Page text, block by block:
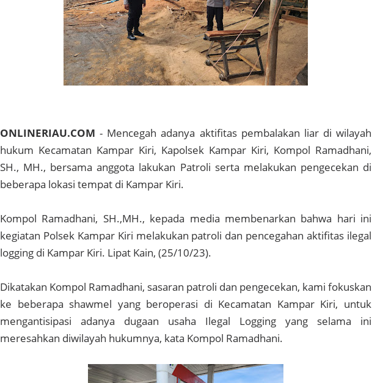
ONLINERIAU.COM - Mencegah adanya aktifitas pembalakan liar di wilayah
hukum Kecamatan Kampar Kiri, Kapolsek Kampar Kiri, Kompol Ramadhani,
SH., MH., bersama anggota lakukan Patroli serta melakukan pengecekan di
beberapa lokasi tempat di Kampar Kiri.
Kompol Ramadhani, SH.,MH., kepada media membenarkan bahwa hari ini
kegiatan Polsek Kampar Kiri melakukan patroli dan pencegahan aktifitas ilegal
logging di Kampar Kiri. Lipat Kain, (25/10/23).
Dikatakan Kompol Ramadhani, sasaran patroli dan pengecekan, kami fokuskan
ke beberapa shawmel yang beroperasi di Kecamatan Kampar Kiri, untuk
mengantisipasi adanya dugaan usaha Ilegal Logging yang selama ini
meresahkan diwilayah hukumnya, kata Kompol Ramadhani.